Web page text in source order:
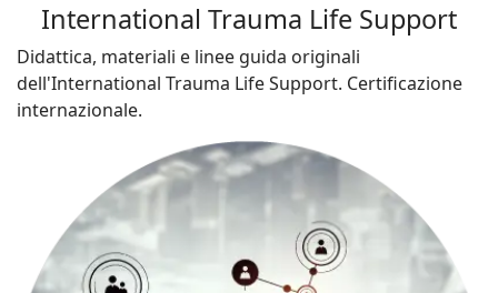
International Trauma Life Support
Didattica, materiali e linee guida originali
dell'International Trauma Life Support. Certificazione
internazionale.